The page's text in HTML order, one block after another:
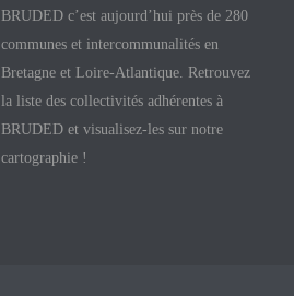
BRUDED c’est aujourd’hui près de 280
communes et intercommunalités en
Bretagne et Loire-Atlantique. Retrouvez
la liste des collectivités adhérentes à
BRUDED et visualisez-les sur notre
cartographie !